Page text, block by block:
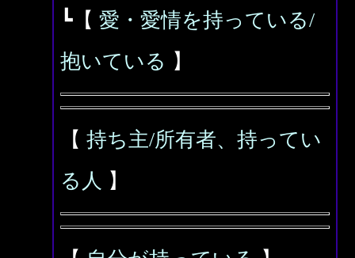
┗【 愛・愛情を持っている/
抱いている 】
【 持ち主/所有者、持ってい
る人 】